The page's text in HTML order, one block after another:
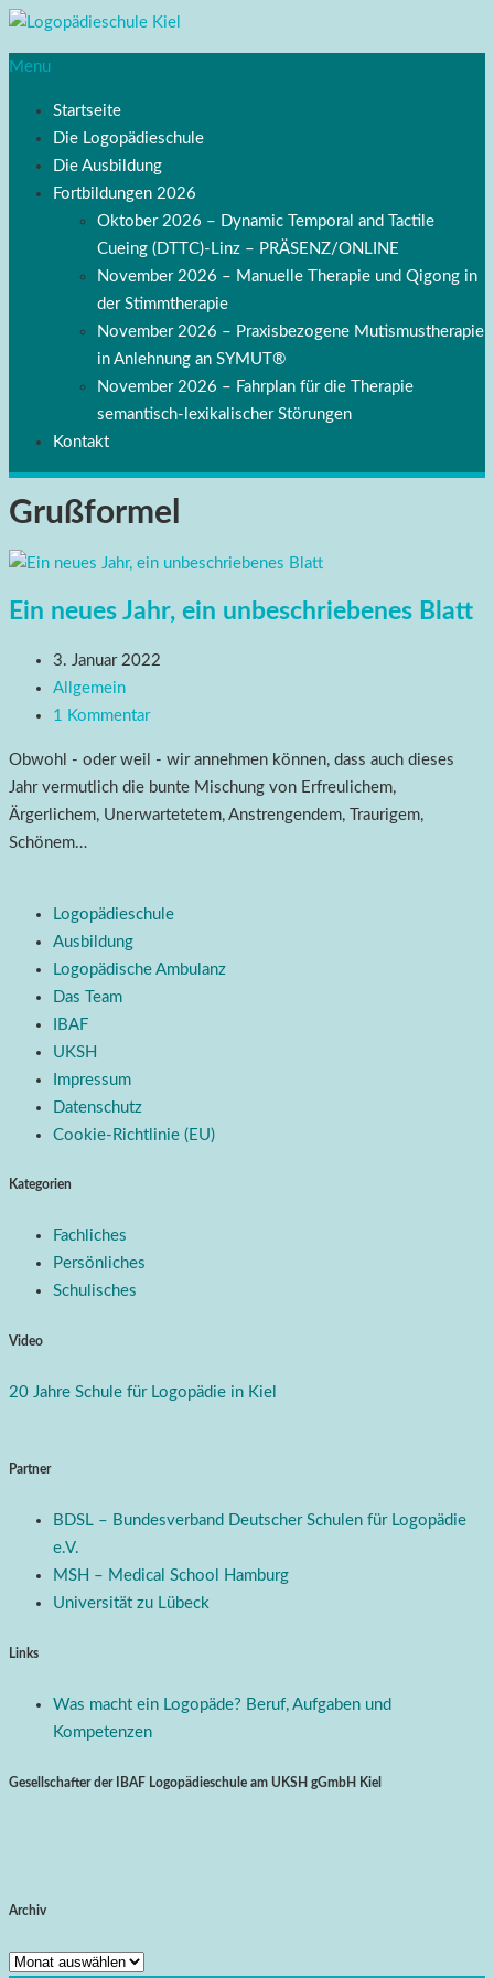
Menu
Startseite
Die Logopädieschule
Die Ausbildung
Fortbildungen 2026
Oktober 2026 – Dynamic Temporal and Tactile
Cueing (DTTC)-Linz – PRÄSENZ/ONLINE
November 2026 – Manuelle Therapie und Qigong in
der Stimmtherapie
November 2026 – Praxisbezogene Mutismustherapie
in Anlehnung an SYMUT®
November 2026 – Fahrplan für die Therapie
semantisch-lexikalischer Störungen
Kontakt
Grußformel
Ein neues Jahr, ein unbeschriebenes Blatt
3. Januar 2022
Allgemein
1 Kommentar
Obwohl - oder weil - wir annehmen können, dass auch dieses
Jahr vermutlich die bunte Mischung von Erfreulichem,
Ärgerlichem, Unerwartetetem, Anstrengendem, Traurigem,
Schönem…
Logopädieschule
Ausbildung
Logopädische Ambulanz
Das Team
IBAF
UKSH
Impressum
Datenschutz
Cookie-Richtlinie (EU)
Kategorien
Fachliches
Persönliches
Schulisches
Video
20 Jahre Schule für Logopädie in Kiel
Partner
BDSL – Bundesverband Deutscher Schulen für Logopädie
e.V.
MSH – Medical School Hamburg
Universität zu Lübeck
Links
Was macht ein Logopäde? Beruf, Aufgaben und
Kompetenzen
Gesellschafter der IBAF Logopädieschule am UKSH gGmbH Kiel
Archiv
Archiv